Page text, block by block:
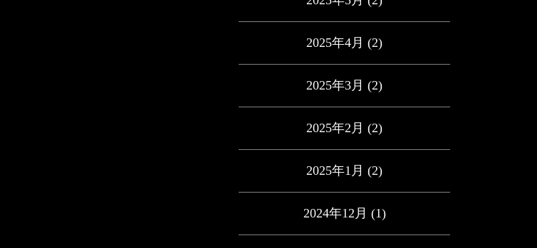
2025年4月 (2)
2025年3月 (2)
2025年2月 (2)
2025年1月 (2)
2024年12月 (1)